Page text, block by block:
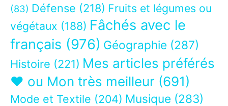
(83) Défense (218) Fruits et légumes ou
végétaux (188) Fâchés avec le
français (976) Géographie (287)
Histoire (221) Mes articles préférés
❤ ou Mon très meilleur (691)
Mode et Textile (204) Musique (283)